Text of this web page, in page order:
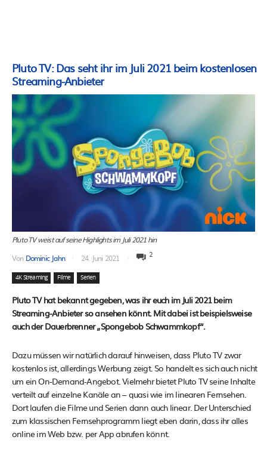
Pluto TV: Das seht ihr im Juli 2021 beim kostenlosen
Streaming-Anbieter
Pluto TV weist auf seine Highlights im Juli 2021 hin
Von Dominic Jahn 24. Juni 2021 2
4K Streaming Filme Serien
Pluto TV hat bekannt gegeben, was ihr euch im Juli 2021 beim
Streaming-Anbieter so ansehen könnt. Mit dabei ist beispielsweise
auch der Dauerbrenner „Spongebob Schwammkopf“.
Dazu müssen wir natürlich darauf hinweisen, dass Pluto TV zwar
kostenlos ist, allerdings Werbung zeigt. So handelt es sich auch nicht
um ein On-Demand-Angebot. Vielmehr bietet Pluto TV seine Inhalte
verteilt auf einzelne Kanäle an – quasi wie im linearen Fernsehen.
Dort laufen die Filme und Serien dann auch linear. Der Unterschied
zum klassischen Fernsehprogramm liegt eben darin, dass ihr alles
online im Web bzw. per App abrufen könnt.